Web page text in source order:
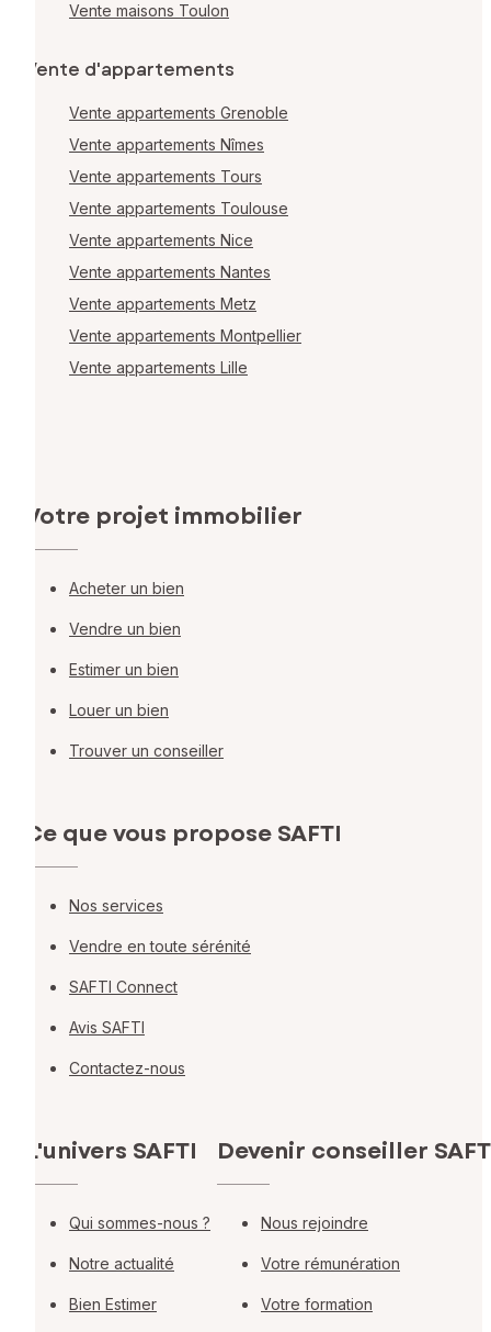
Vente maisons Toulon
Vente d'appartements
Vente appartements Grenoble
Vente appartements Nîmes
Vente appartements Tours
Vente appartements Toulouse
Vente appartements Nice
Vente appartements Nantes
Vente appartements Metz
Vente appartements Montpellier
Vente appartements Lille
Votre projet immobilier
Acheter un bien
Vendre un bien
Estimer un bien
Louer un bien
Trouver un conseiller
Ce que vous propose SAFTI
Nos services
Vendre en toute sérénité
SAFTI Connect
Avis SAFTI
Contactez-nous
L'univers SAFTI
Qui sommes-nous ?
Notre actualité
Bien Estimer
Devenir conseiller
Nous rejoindre
Votre rémunération
Votre formation